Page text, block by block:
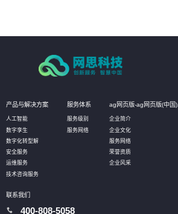
产品与解决方案
人工智能
数字孪生
数字化转型解
安全服务
运维服务
技术咨询服务
服务体系
服务级别
服务网络
ag网页版-ag网页版(中国),
企业简介
企业文化
服务网络
荣誉资质
企业风采
联系我们
400-808-5058